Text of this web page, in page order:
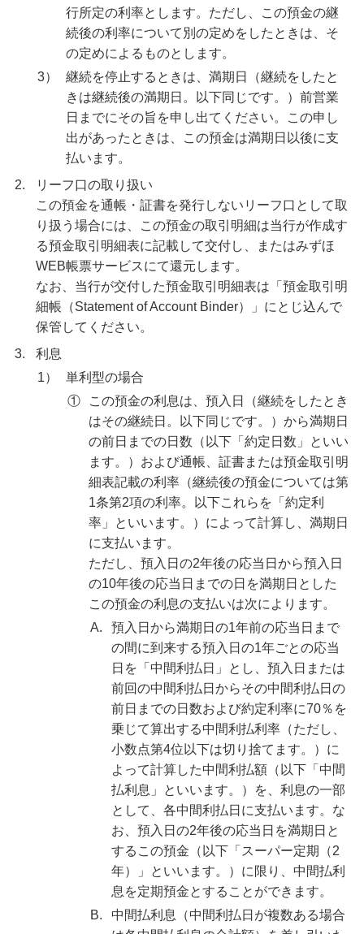
行所定の利率とします。ただし、この預金の継
続後の利率について別の定めをしたときは、そ
の定めによるものとします。
3）
継続を停止するときは、満期日（継続をしたと
きは継続後の満期日。以下同じです。）前営業
日までにその旨を申し出てください。この申し
出があったときは、この預金は満期日以後に支
払います。
2.
リーフ口の取り扱い
この預金を通帳・証書を発行しないリーフ口として取
り扱う場合には、この預金の取引明細は当行が作成す
る預金取引明細表に記載して交付し、またはみずほ
WEB帳票サービスにて還元します。
なお、当行が交付した預金取引明細表は「預金取引明
細帳（Statement of Account Binder）」にとじ込んで
保管してください。
3.
利息
1）
単利型の場合
①
この預金の利息は、預入日（継続をしたとき
はその継続日。以下同じです。）から満期日
の前日までの日数（以下「約定日数」といい
ます。）および通帳、証書または預金取引明
細表記載の利率（継続後の預金については第
1条第2項の利率。以下これらを「約定利
率」といいます。）によって計算し、満期日
に支払います。
ただし、預入日の2年後の応当日から預入日
の10年後の応当日までの日を満期日とした
この預金の利息の支払いは次によります。
A.
預入日から満期日の1年前の応当日まで
の間に到来する預入日の1年ごとの応当
日を「中間利払日」とし、預入日または
前回の中間利払日からその中間利払日の
前日までの日数および約定利率に70％を
乗じて算出する中間利払利率（ただし、
小数点第4位以下は切り捨てます。）に
よって計算した中間利払額（以下「中間
払利息」といいます。）を、利息の一部
として、各中間利払日に支払います。な
お、預入日の2年後の応当日を満期日と
するこの預金（以下「スーパー定期（2
年）」といいます。）に限り、中間払利
息を定期預金とすることができます。
B.
中間払利息（中間利払日が複数ある場合